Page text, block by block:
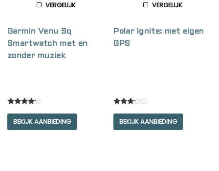
VERGELIJK
Garmin Venu Sq
Smartwatch met en
zonder muziek
out of 5
BEKIJK AANBIEDING
VERGELIJK
Polar Ignite: met eigen
GPS
out of
5
BEKIJK AANBIEDING